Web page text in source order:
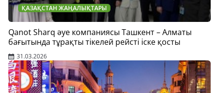
ҚАЗАҚСТАН ЖАҢАЛЫҚТАРЫ
Qanot Sharq әуе компаниясы Ташкент – Алматы
бағытында тұрақты тікелей рейсті іске қосты
31.03.2026